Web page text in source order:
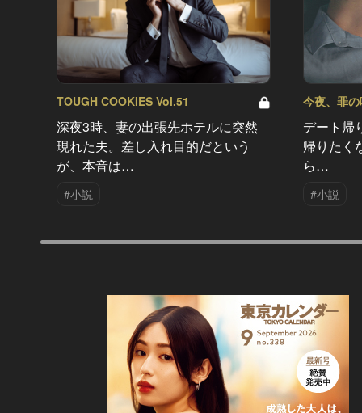
TOUGH COOKIES Vol.51
深夜3時、妻の出張先ホテルに突然
現れた夫。差し入れ目的だという
が、本音は…
#小説
今夜、罪
デート帰
帰りたく
ら…
#小説